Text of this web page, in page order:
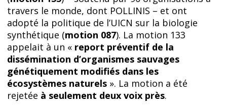
travers le monde, dont POLLINIS – et ont
adopté la politique de l’UICN sur la biologie
synthétique (motion 087). La motion 133
appelait à un « report préventif de la
dissémination d’organismes sauvages
génétiquement modifiés dans les
écosystèmes naturels ». La motion a été
rejetée à seulement deux voix près.